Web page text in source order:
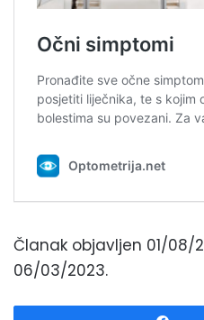
Članak objavljen 01/08/
06/03/2023.